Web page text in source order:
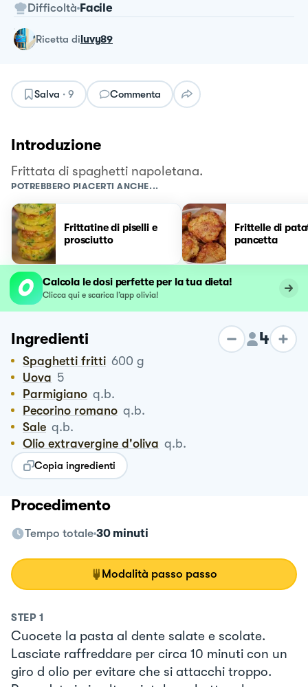
Difficoltà Facile
ricetta diluvy89
Salva · 9 Commenta
Introduzione
Frittata di spaghetti napoletana.
POTREBBERO PIACERTI ANCHE...
Frittatine di piselli e
prosciutto
Frittelle di
pancetta
Calcola le dosi perfette per la tua dieta!
Clicca qui e scarica l’app olivia!
Ingredienti 4
Spaghetti fritti 600 g
Uova 5
Parmigiano q.b.
Pecorino romano q.b.
Sale q.b.
Olio extravergine d'oliva q.b.
Copia ingredienti
Procedimento
Tempo totale 30 minuti
Modalità passo passo
STEP 1
Cuocete la pasta al dente salate e scolate.
Lasciate raffreddare per circa 10 minuti con un
giro d olio per evitare che si attacchi troppo.